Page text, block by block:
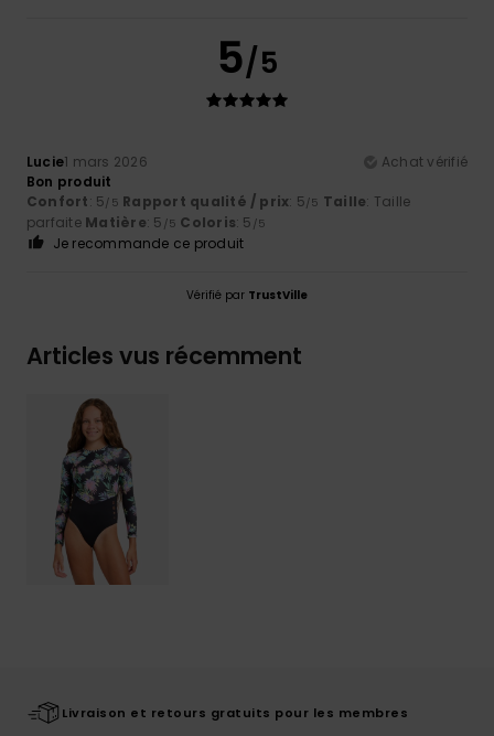
5/5
Lucie1 mars 2026
Achat vérifié
Bon produit
Confort: 5/5 Rapport qualité / prix: 5/5 Taille: Taille
parfaite Matière: 5 /5 Coloris: 5 /5
Je recommande ce produit
Vérifié par TrustVille
Articles vus récemment
Livraison et retours gratuits pour les membres